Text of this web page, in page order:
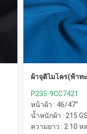
ผ้าจุติไมโคร(ฟ้าท
P235-9CC7421
หน้าผ้า : 46/47"
น้ำหนักผ้า : 215
ความยาว : 2.10 ห